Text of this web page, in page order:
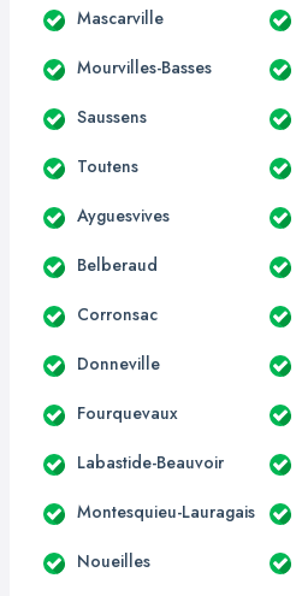
Mascarville
Mourvilles-Basses
Saussens
Toutens
Ayguesvives
Belberaud
Corronsac
Donneville
Fourquevaux
Labastide-Beauvoir
Montesquieu-Lauragais
Noueilles